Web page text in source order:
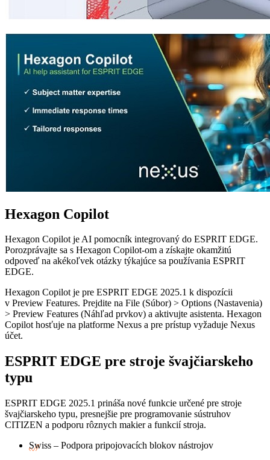
Hexagon Copilot
Hexagon Copilot je AI pomocník integrovaný do ESPRIT EDGE.
Porozprávajte sa s Hexagon Copilot-om a získajte okamžitú
odpoveď na akékoľvek otázky týkajúce sa používania ESPRIT
EDGE.
Hexagon Copilot je pre ESPRIT EDGE 2025.1 k dispozícii
v Preview Features. Prejdite na File (Súbor) > Options (Nastavenia)
> Preview Features (Náhľad prvkov) a aktivujte asistenta. Hexagon
Copilot hosťuje na platforme Nexus a pre prístup vyžaduje Nexus
účet.
ESPRIT EDGE pre stroje švajčiarskeho
typu
ESPRIT EDGE 2025.1 prináša nové funkcie určené pre stroje
švajčiarskeho typu, presnejšie pre programovanie sústruhov
CITIZEN a podporu rôznych makier a funkcií stroja.
Swiss – Podpora pripojovacích blokov nástrojov